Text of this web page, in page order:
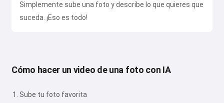
Simplemente sube una foto y describe lo que quieres que
suceda. ¡Eso es todo!
Cómo hacer un video de una foto con IA
Sube tu foto favorita